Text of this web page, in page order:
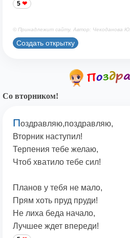
5
© Принадлежит сайту. Автор: Чекоданова Ю.
Создать открытку
Со вторником!
Поздравляю,поздравляю,
Вторник наступил!
Терпения тебе желаю,
Чтоб хватило тебе сил!
Планов у тебя не мало,
Прям хоть пруд пруди!
Не лиха беда начало,
Лучшее ждет впереди!